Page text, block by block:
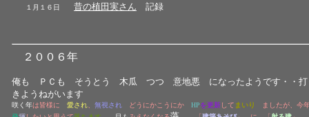
１月１６日 昔の植田実さん 記録
２００６年
俺も ＰＣも そうとう 木瓜 つつ 意地悪 になったようです・・打っ
きようねがいます
咲く年は皆様に 愛され 無視され どうにかこうにか HPを更新して まいり
ましたが、